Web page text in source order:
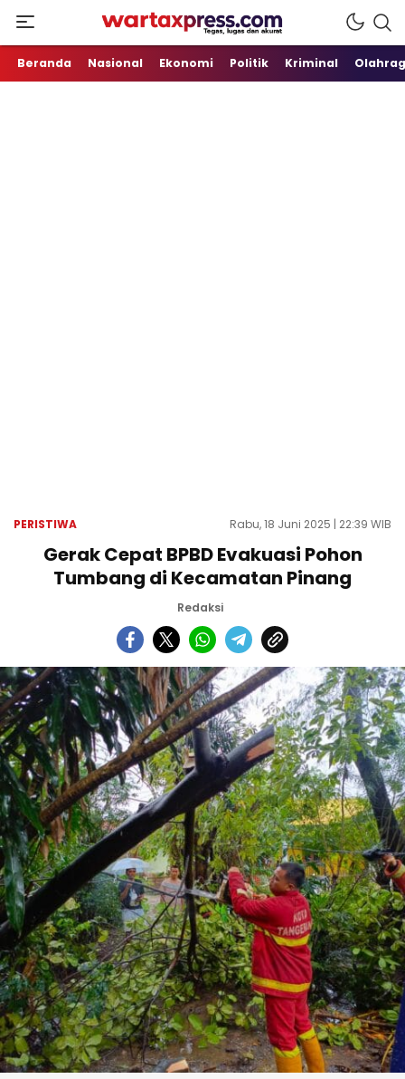
WartaXpress
Tegas, Lugas dan Akurat
Beranda Nasional Ekonomi Politik Kriminal
PERISTIWA Rabu, 18 Juni 2025 | 22:39 WIB
Gerak Cepat BPBD Evakuasi Pohon
Tumbang di Kecamatan Pinang
Redaksi